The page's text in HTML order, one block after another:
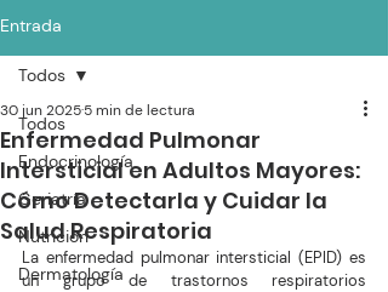
Entrada
Todos
Endocrinología
Geriatría
Nutrición
Dermatología
Todos
Enfermedad Pulmonar
Intersticial en Adultos Mayores:
Cómo Detectarla y Cuidar la
Salud Respiratoria
30 jun 20255 min de lectura
La enfermedad pulmonar intersticial (EPID) es
un grupo de trastornos respiratorios